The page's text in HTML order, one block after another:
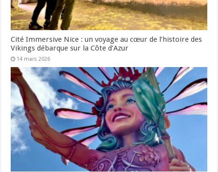
Cité Immersive Nice : un voyage au cœur de l’histoire des
Vikings débarque sur la Côte d’Azur
14 mars 2026